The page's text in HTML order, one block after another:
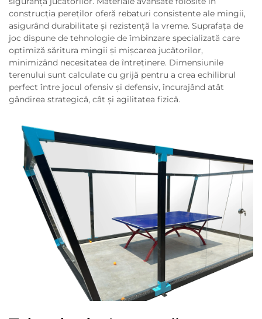
construcția pereților oferă rebaturi consistente ale mingii,
asigurând durabilitate și rezistență la vreme. Suprafața de
joc dispune de tehnologie de îmbinzare specializată care
optimiză săritura mingii și mișcarea jucătorilor,
minimizând necesitatea de întreținere. Dimensiunile
terenului sunt calculate cu grijă pentru a crea echilibrul
perfect între jocul ofensiv și defensiv, încurajând atât
gândirea strategică, cât și agilitatea fizică.